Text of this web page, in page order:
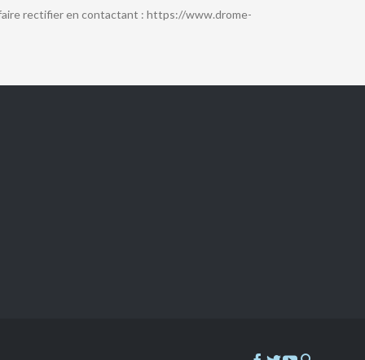
rectifier en contactant : https://www.drome-